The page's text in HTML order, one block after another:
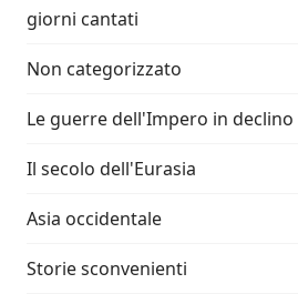
giorni cantati
Non categorizzato
Le guerre dell'Impero in declino
Il secolo dell'Eurasia
Asia occidentale
Storie sconvenienti